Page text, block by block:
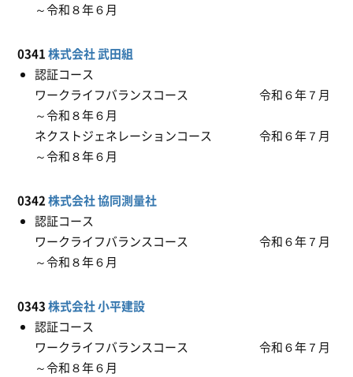
～令和８年６月
0341株式会社 武田組
認証コース
ワークライフバランスコース 令和６年７月
～令和８年６月
ネクストジェネレーションコース 令和６年７月
～令和８年６月
0342株式会社 協同測量社
認証コース
ワークライフバランスコース 令和６年７月
～令和８年６月
0343株式会社 小平建設
認証コース
ワークライフバランスコース 令和６年７月
～令和８年６月